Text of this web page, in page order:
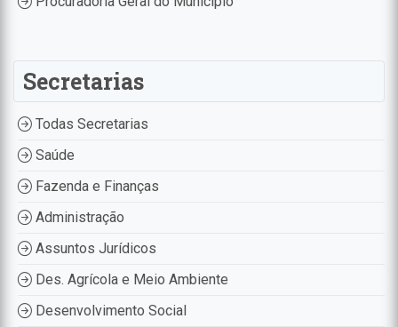
Secretarias
Todas Secretarias
Saúde
Fazenda e Finanças
Administração
Assuntos Jurídicos
Des. Agrícola e Meio Ambiente
Desenvolvimento Social